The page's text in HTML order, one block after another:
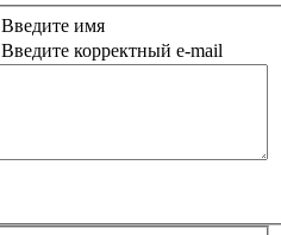
Введите имя
Введите корректный e-mail